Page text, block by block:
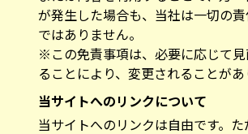
が発生した場合も、当社は一切の
ではありません。
※この免責事項は、必要に応じて
ることにより、変更されることがあ
当サイトへのリンクについて
当サイトへのリンクは自由です。